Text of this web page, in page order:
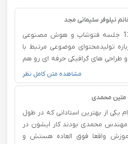
نیلوفر سلیمانی مجد
من با خانم سلیمانی ، 12 جلسه فتوشاپ و هوش مصنوعی
تولیدمحتوای موضوعی مرتبط با
طراحی های گرافیکی حرفه ای رو هم
همچین دوره ی مفیدی رو نگذرونده
کارم رو ساده تر کنه! من قبلا
ادیت های ریز میکردم و اخرش
مشاهده متن کامل نظر
متین محمدی
یکی از بهترین استادانی که در طول
محمدی بودند کار ایشون در
واقعا فوق العاده هستش و